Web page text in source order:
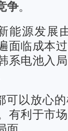
争。
能源发展
面临成本
系电池入
可以放心
有利于市